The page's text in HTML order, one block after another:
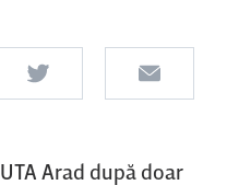
Arad după doar